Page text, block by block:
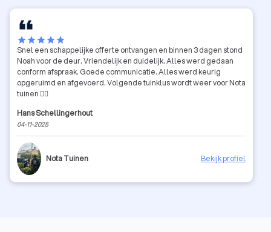
starstarstarstarstar
Snel een schappelijke offerte ontvangen en binnen 3 dagen stond
Noah voor de deur. Vriendelijk en duidelijk. Alles werd gedaan
conform afspraak. Goede communicatie. Alles werd keurig
opgeruimd en afgevoerd. Volgende tuinklus wordt weer voor Nota
tuinen 👍🏻
Hans Schellingerhout
04-11-2025
Nota Tuinen Bekijk profiel